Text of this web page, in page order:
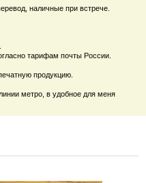
наличные при встрече.
тарифам почты России.
продукцию.
метро, в удобное для меня